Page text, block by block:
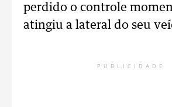
perdido o controle
atingiu a lateral do seu
PUBLICIDADE